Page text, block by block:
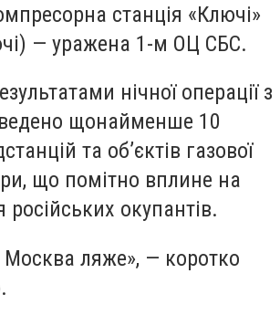
станція «Ключі»
— уражена 1-м ОЦ СБС.
нічної операції з
щонайменше 10
та об’єктів газової
що помітно вплине на
російських окупантів.
ляже», — коротко